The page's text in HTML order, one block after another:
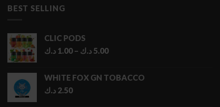
BEST SELLING
CLIC PODS
1.00 د.ك – 5.00 د.ك
Price
through
WHITE FOX GN TOBACCO
2.50 د.ك